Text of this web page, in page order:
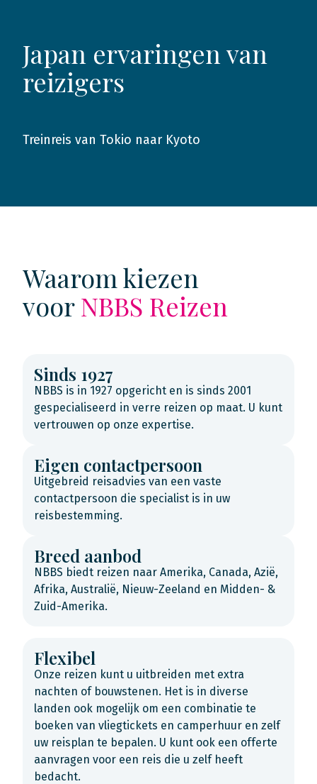
Japan ervaringen van
reizigers
2018
Treinreis van Tokio naar Kyoto
Waarom kiezen
voorNBBS Reizen
Sinds 1927
NBBS is in 1927 opgericht en is sinds 2001
gespecialiseerd in verre reizen op maat. U kunt
vertrouwen op onze expertise.
Eigen contactpersoon
Uitgebreid reisadvies van een vaste
contactpersoon die specialist is in uw
reisbestemming.
Breed aanbod
NBBS biedt reizen naar Amerika, Canada, Azië,
Afrika, Australië, Nieuw-Zeeland en Midden- &
Zuid-Amerika.
Flexibel
Onze reizen kunt u uitbreiden met extra
nachten of bouwstenen. Het is in diverse
landen ook mogelijk om een combinatie te
boeken van vliegtickets en camperhuur en zelf
uw reisplan te bepalen. U kunt ook een offerte
aanvragen voor een reis die u zelf heeft
bedacht.